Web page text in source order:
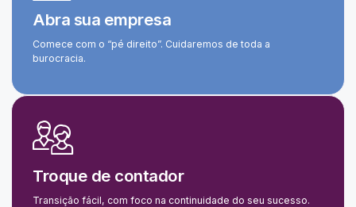
Abra sua empresa
Comece com o “pé direito”. Cuidaremos de toda a
burocracia.
Troque de contador
Transição fácil, com foco na continuidade do seu sucesso.